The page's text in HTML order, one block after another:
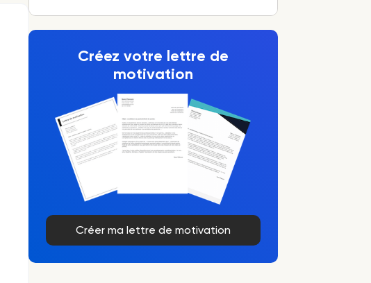
Créez votre lettre de
motivation
Créer ma lettre de motivation